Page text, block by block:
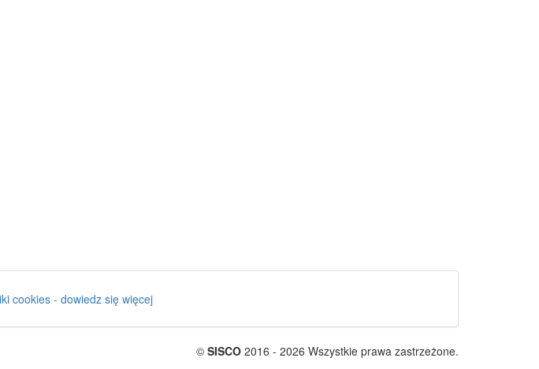
cookies - dowiedz się więcej
© SISCO 2016 - 2026 Wszystkie prawa zastrzeżone.